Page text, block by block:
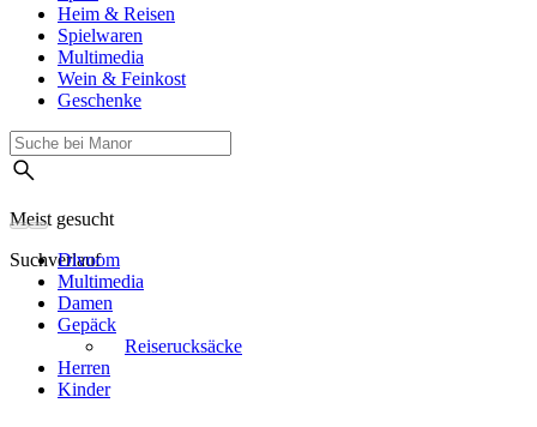
Heim & Reisen
Spielwaren
Multimedia
Wein & Feinkost
Geschenke
Meist gesucht
Suchverlauf
Divoom
Multimedia
Damen
Gepäck
Reiserucksäcke
Herren
Kinder